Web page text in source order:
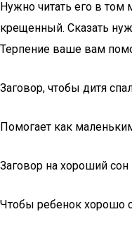
Нужно читать его в том
крещенный. Сказать
Терпение ваше вам
Заговор, чтобы дитя
Помогает как
Заговор на хороший
Чтобы ребенок хорошо